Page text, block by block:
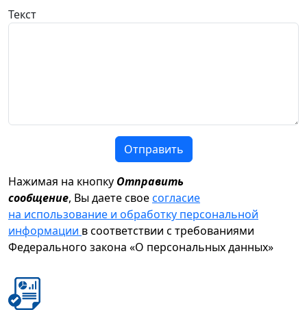
Текст
Отправить
Нажимая на кнопку Отправить
сообщение, Вы даете своесогласие
на использование и обработку персональной
информации в соответствии с требованиями
Федерального закона «О персональных данных»